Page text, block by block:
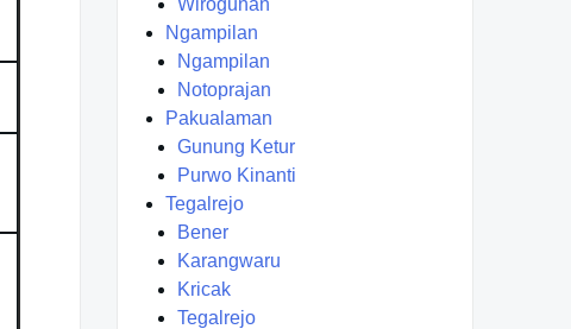
Ngampilan
Ngampilan
Notoprajan
Pakualaman
Gunung Ketur
Purwo Kinanti
Tegalrejo
Bener
Karangwaru
Kricak
Tegalrejo